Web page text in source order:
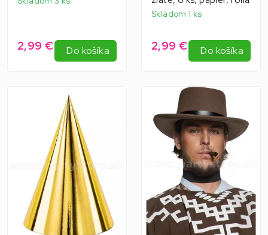
2,99 € Do košíka
Skladom 1 ks
2,99 € Do košíka